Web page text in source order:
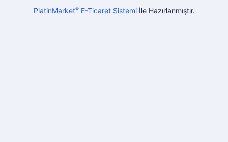
PlatinMarket®E-Ticaret Sistemiİle Hazırlanmıştır.